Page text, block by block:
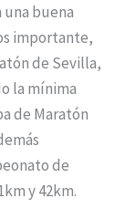
buena
importante,
de Sevilla,
la mínima
de Maratón
de
y 42km.